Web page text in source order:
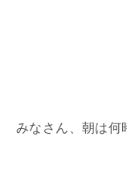
みなさん、朝は何